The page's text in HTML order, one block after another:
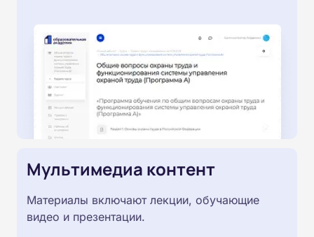
Мультимедиа контент
Материалы включают лекции, обучающие
видео и презентации.